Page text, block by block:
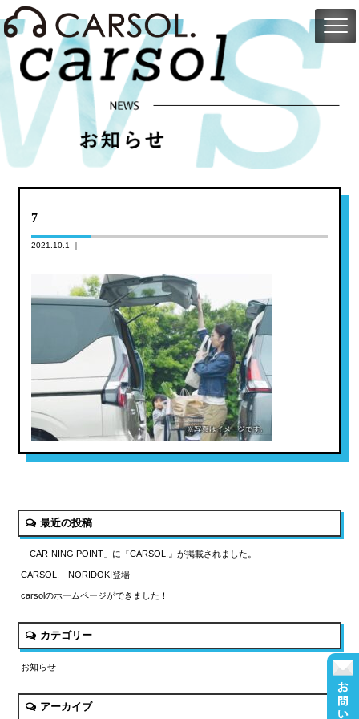
7
2021.10.1 ｜
最近の投稿
「CAR-NING POINT」に『CARSOL.』が掲載されました。
CARSOL. NORIDOKI登場
carsolのホームページができました！
カテゴリー
お知らせ
アーカイブ